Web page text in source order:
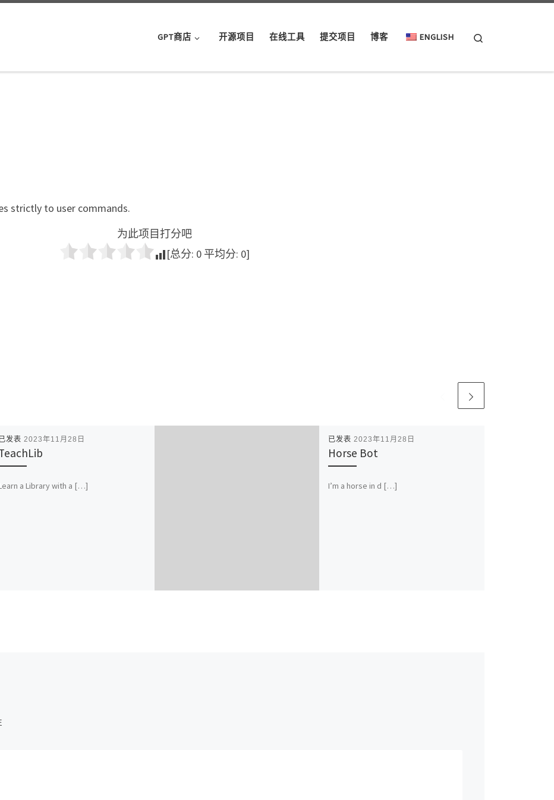
GPT商店 开源项目 在线工具 提交项目 博客 ENGLISH
strictly to user commands.
为此项目打分吧
[总分: 0 平均分: 0]
发表 2023年11月28日
a Library with a […]
已发表 2023年11月28日
Horse Bot
I’m a horse in d […]